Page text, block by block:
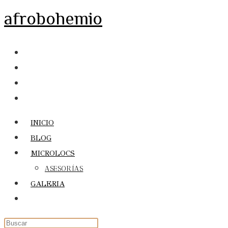
al
afrobohemio
INICIO
BLOG
MICROLOCS
ASESORÍAS
GALERIA